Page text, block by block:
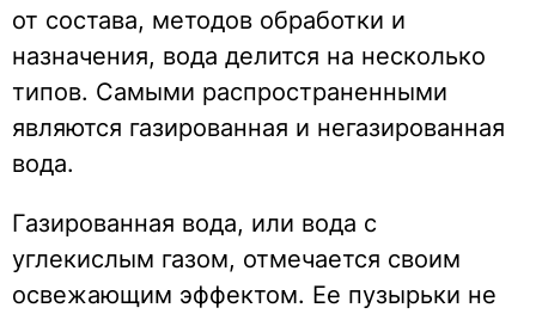
от состава, методов обработки и
назначения, вода делится на несколько
типов. Самыми распространенными
являются газированная и негазированная
вода.
Газированная вода, или вода с
углекислым газом, отмечается своим
освежающим эффектом. Ее пузырьки не